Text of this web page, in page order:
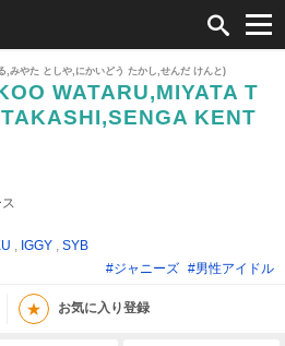
,みやた としや,にかいどう たかし,せんだ けんと)
WATARU,MIYATA T
KENT
, IGGY , SYB
#ジャニーズ #男性アイドル
★ お気に入り登録